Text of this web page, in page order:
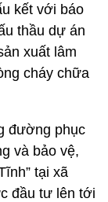
kết với báo
thầu dự án
xuất lâm
cháy chữa
đường phục
và bảo vệ,
tại xã
đầu tư lên tới